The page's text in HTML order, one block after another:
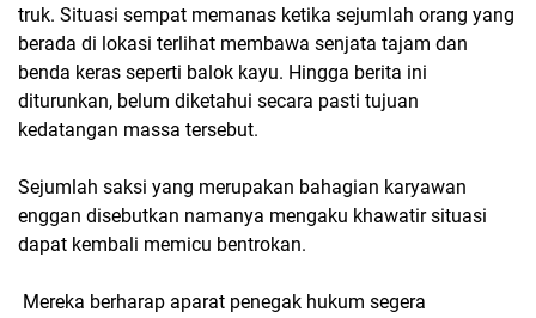
truk. Situasi sempat memanas ketika sejumlah orang yang
berada di lokasi terlihat membawa senjata tajam dan
benda keras seperti balok kayu. Hingga berita ini
diturunkan, belum diketahui secara pasti tujuan
kedatangan massa tersebut.
‎Sejumlah saksi yang merupakan bahagian karyawan
enggan disebutkan namanya mengaku khawatir situasi
dapat kembali memicu bentrokan.
‎ Mereka berharap aparat penegak hukum segera